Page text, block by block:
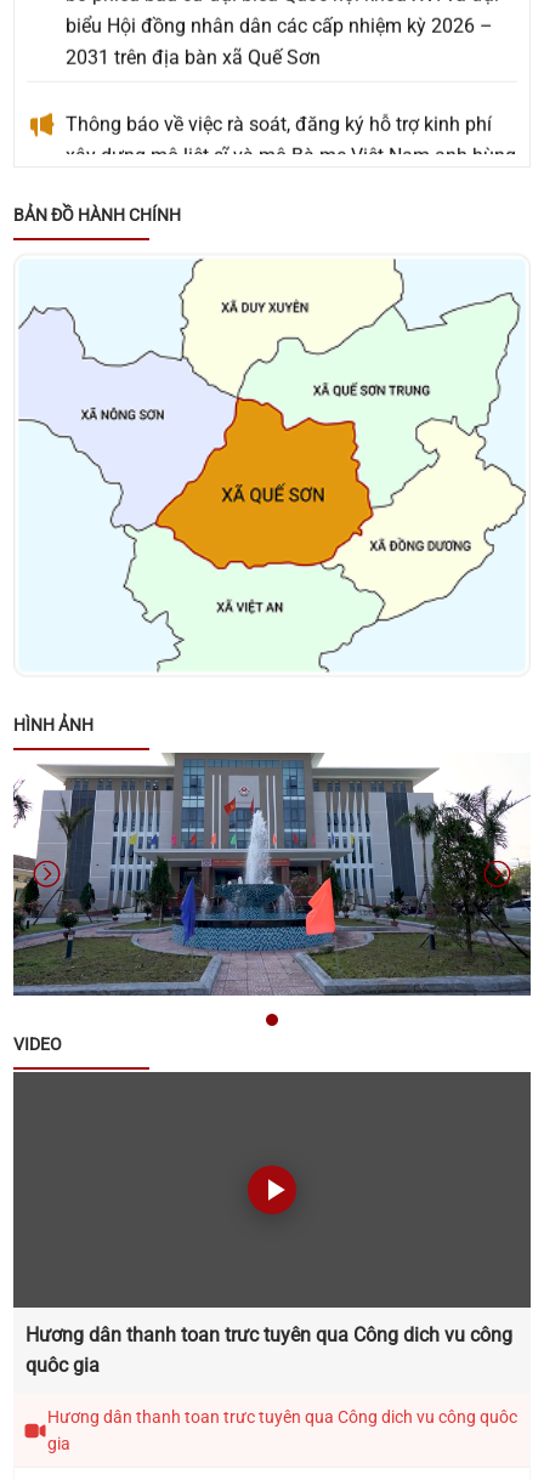
biểu Hội đồng nhân dân các cấp nhiệm kỳ 2026 –
2031 trên địa bàn xã Quế Sơn
Thông báo về việc rà soát, đăng ký hỗ trợ kinh phí
xây dựng mộ liệt sĩ và mộ Bà mẹ Việt Nam anh hùng
chưa được phê duyệt hỗ trợ kinh phí
Thông báo về việc tặng quà cho người có công với
cách mạng, thân nhân người có công với cách
mạng, đối tượng bảo trợ xã hội và đối tượng đặc thù
nhân dịp tết Nguyên đán Bính Ngọ năm 2026
Thông báo về việc niêm yết danh sách cử tri bầu cử
đại biểu Quốc hội khóa XVI và bầu cử đại biểu Hội
đồng nhân dân các cấp nhiệm kỳ 2026 – 2031
Kết luận của đồng chí Võ Đình Trung - Chủ tịch
UBND xã tại cuộc họp giao ban lãnh đạo UBND xã
ngày 26/01/2026
thầu Gói thầu: Xây dựng Trang Thông tin điện tử xã
Quế Sơn
Danh sách các đơn vị bầu cử đại biểu Hội đồng
nhân dân xã Quế Sơn nhiệm kỳ 2026 – 2031
Thông báo về việc nộp hồ sơ ứng cử đại biểu Hội
đồng nhân dân xã Quế Sơn khoá II, nhiệm kỳ 2026 -
2031
Thông báo triển khai thực hiện Chiến dịch 90 ngày
Thông báo lịch tiếp công dân năm 2025 của đại
biểu HĐND xã khóa I, nhiệm kỳ 2021 - 2026
BẢN ĐỒ HÀNH CHÍNH
HÌNH ẢNH
VIDEO
Hương dân thanh toan trưc tuyên qua Công dich vu công
quôc gia
Hương dân thanh toan trưc tuyên qua Công dich vu công quôc
gia